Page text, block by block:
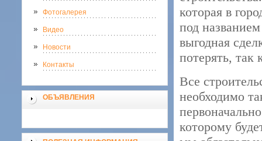
Фотогалерея
Видео
Новости
Контакты
ОБЪЯВЛЕНИЯ
которая в
под
выгодная
потерять, так
Все
необходимо
которому